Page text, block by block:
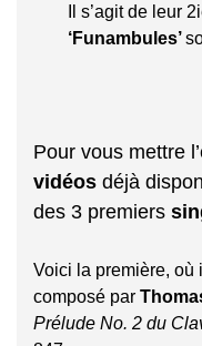
Il s’agit de leur
‘Funambules’
Pour vous mettre
vidéos déjà
des 3 premiers
Voici la première, où
composé par
Prélude No. 2 du